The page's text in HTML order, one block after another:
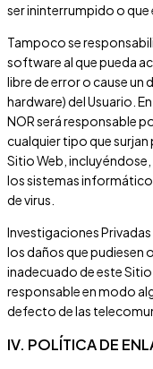
ser ininterrumpido o que
Tampoco se
software al que pueda
libre de error o cause
hardware) del Usuario.
NORserá responsable
cualquier tipo que surjan
Sitio Web,
los sistemas
de virus.
Investigaciones Privadas
los daños que pudiesen
inadecuado de este Sitio
responsable en modo
defecto de las
IV. POLÍTICA DE